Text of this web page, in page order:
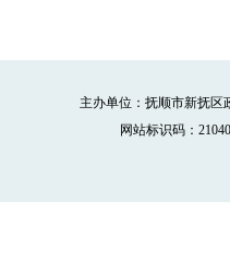
主办单位：抚顺市新抚
网站标识码：